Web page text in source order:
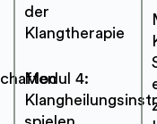
der
Klangtherapie
Modul 4: